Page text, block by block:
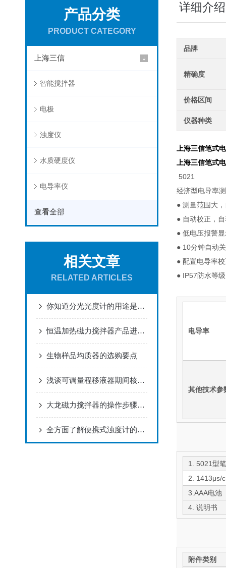
产品分类
PRODUCT CATEGORY
上海三信
智能搅拌器
电极
浊度仪
水质硬度仪
电导率仪
查看全部
相关文章
RELATED ARTICLES
你知道分光光度计的用途是什么吗？定量分析常备设备？
恒温加热磁力搅拌器产品进化：从基础功能到智能生态
生物样品均质器的选购要点
浅谈可调量程移液器期间核查的必要性与核查方法
大龙磁力搅拌器的操作步骤和维护方法
全方面了解便携式浊度计的相关知识
详细介绍
品牌
精确度
价格区间
仪器种类
上海三信笔式
上海三信笔式
5021
经济型电导率
● 测量范围大
● 自动校正，
● 低电压报警
● 10分钟自动
● 配置电导率
● IP57防水等
电导率
其他技术参
1. 5021型
2. 1413μs/
3.AAA电池
4. 说明书
附件类别